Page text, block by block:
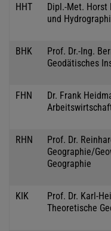
HHT
Dipl.-Met.
und
BHK
Prof. Dr.-Ing.
Geodätisches
FHN
Dr. Frank
RHN
Prof. Dr.
Geographie/
Geographie
KIK
Prof. Dr. Karl-
Theoretische